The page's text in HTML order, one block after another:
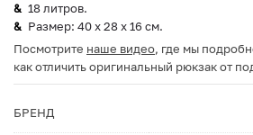
18 литров.
Размер: 40 х 28 х 16 см.
Посмотрите наше видео, где мы
как отличить оригинальный рюкзак от
БРЕНД